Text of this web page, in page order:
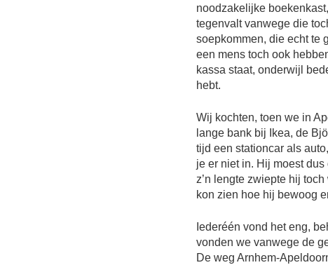
noodzakelijke
tegenvalt vanwege die
soepkommen, die echt te
een mens toch ook
kassa staat, onderwijl
hebt.
Wij kochten, toen we in
lange bank bij Ikea, de
tijd een stationcar als
je er niet in. Hij moest
z’n lengte zwiepte hij
kon zien hoe hij bewoog
Iederéén vond het eng,
vonden we vanwege de
De weg Arnhem-